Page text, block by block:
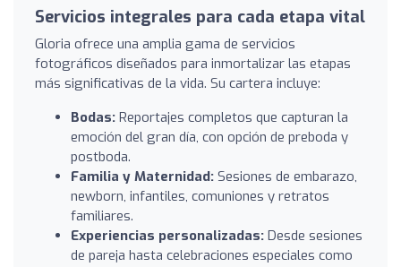
Servicios integrales para cada etapa vital
Gloria ofrece una amplia gama de servicios
fotográficos diseñados para inmortalizar las etapas
más significativas de la vida. Su cartera incluye:
Bodas: Reportajes completos que capturan la
emoción del gran día, con opción de preboda y
postboda.
Familia y Maternidad: Sesiones de embarazo,
newborn, infantiles, comuniones y retratos
familiares.
Experiencias personalizadas: Desde sesiones
de pareja hasta celebraciones especiales como